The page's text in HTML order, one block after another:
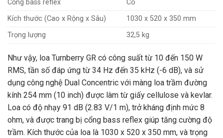
Cổng bass reflex
Có
Kích thước (Cao x Rộng x Sâu)
1030 x 520 x 350 mm
Trọng lượng
32,5 kg
Như vậy, loa Turnberry GR có công suất từ 10 đến 150 W
RMS, tần số đáp ứng từ 34 Hz đến 35 kHz (-6 dB), và sử
dụng công nghệ Dual Concentric với màng loa trầm đường
kính 254 mm (10 inch) được làm từ giấy cellulose và kevlar.
Loa có độ nhạy 91 dB (2.83 V/1 m), trở kháng định mức 8
ohm, và được trang bị cổng bass reflex giúp tăng cường độ
trầm. Kích thước của loa là 1030 x 520 x 350 mm, và trọng